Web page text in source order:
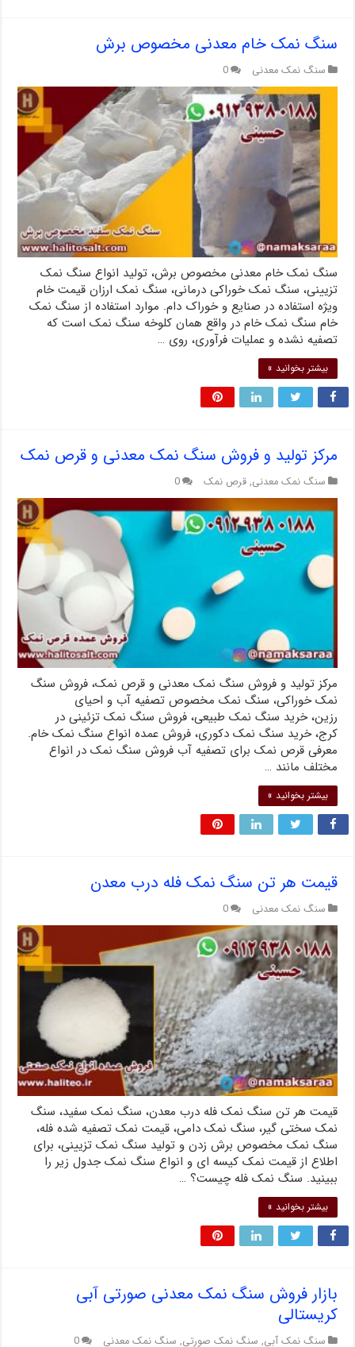
سنگ نمک خام معدنی مخصوص برش
سنگ نمک معدنی 0
سنگ نمک خام معدنی مخصوص برش، تولید انواع سنگ نمک
تزیینی، سنگ نمک خوراکی درمانی، سنگ نمک ارزان قیمت خام
ویژه استفاده در صنایع و خوراک دام. موارد استفاده از سنگ نمک
خام سنگ نمک خام در واقع همان کلوخه سنگ نمک است که
تصفیه نشده و عملیات فرآوری، روی …
بیشتر بخوانید »
مرکز تولید و فروش سنگ نمک معدنی و قرص نمک
سنگ نمک معدنی, قرص نمک 0
مرکز تولید و فروش سنگ نمک معدنی و قرص نمک، فروش سنگ
نمک خوراکی، سنگ نمک مخصوص تصفیه آب و احیای
رزین، خرید سنگ نمک طبیعی، فروش سنگ نمک تزئینی در
کرج، خرید سنگ نمک دکوری، فروش عمده انواع سنگ نمک خام.
معرفی قرص نمک برای تصفیه آب فروش سنگ نمک در انواع
مختلف مانند …
بیشتر بخوانید »
قیمت هر تن سنگ نمک فله درب معدن
سنگ نمک معدنی 0
قیمت هر تن سنگ نمک فله درب معدن، سنگ نمک سفید، سنگ
نمک سختی گیر، سنگ نمک دامی، قیمت نمک تصفیه شده فله،
سنگ نمک مخصوص برش زدن و تولید سنگ نمک تزیینی، برای
اطلاع از قیمت نمک کیسه ای و انواع سنگ نمک جدول زیر را
ببینید. سنگ نمک فله چیست؟ …
بیشتر بخوانید »
بازار فروش سنگ نمک معدنی صورتی آبی
کریستالی
سنگ نمک آبی, سنگ نمک صورتی, سنگ نمک معدنی 0